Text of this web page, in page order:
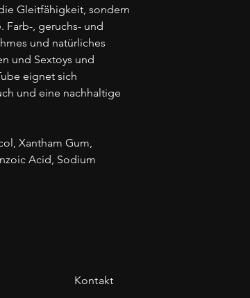
Gleitfähigkeit, sondern
Farb-, geruchs- und
und natürliches
und Sextoys und
eignet sich
und eine nachhaltige
Xantham Gum,
Acid, Sodium
Kontakt